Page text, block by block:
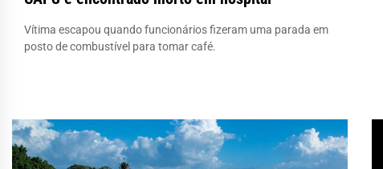
Vítima escapou quando funcionários fizeram uma parada em
posto de combustível para tomar café.